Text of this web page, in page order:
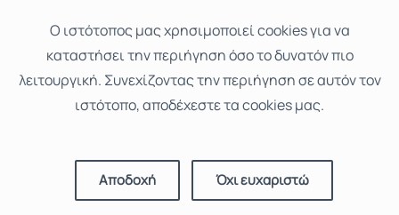
Ο ιστότοπoς μας χρησιμοποιεί cookies για να
καταστήσει την περιήγηση όσο το δυνατόν πιο
λειτουργική. Συνεχίζοντας την περιήγηση σε αυτόν τον
ιστότοπο, αποδέχεστε τα cookies μας.
Αποδοχή Όχι ευχαριστώ